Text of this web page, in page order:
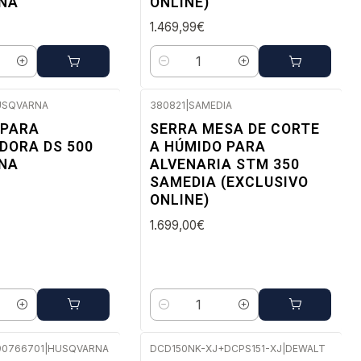
1.469,99€
Quantidade
DS 500
380821 SAMEDIA
SERRA MESA DE CORTE
A HÚMIDO PARA
ALVENARIA STM 350
SAMEDIA (EXCLUSIVO
ONLINE)
1.699,00€
Quantidade
HUSQVARNA DCD150NK-XJ+DCPS151-XJ DEWALT